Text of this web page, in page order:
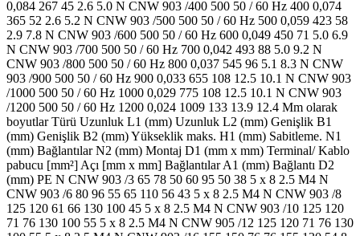
0,084 267 45 2.6 5.0 N CNW 903 /400 500 50 / 60 Hz 400 0,074
365 52 2.6 5.2 N CNW 903 /500 500 50 / 60 Hz 500 0,059 423 58
2.9 7.8 N CNW 903 /600 500 50 / 60 Hz 600 0,049 450 71 5.0 6.9
N CNW 903 /700 500 50 / 60 Hz 700 0,042 493 88 5.0 9.2 N
CNW 903 /800 500 50 / 60 Hz 800 0,037 545 96 5.1 8.3 N CNW
903 /900 500 50 / 60 Hz 900 0,033 655 108 12.5 10.1 N CNW 903
/1000 500 50 / 60 Hz 1000 0,029 775 108 12.5 10.1 N CNW 903
/1200 500 50 / 60 Hz 1200 0,024 1009 133 13.9 12.4 Mm olarak
boyutlar Türü Uzunluk L1 (mm) Uzunluk L2 (mm) Genişlik B1
(mm) Genişlik B2 (mm) Yükseklik maks. H1 (mm) Sabitleme. N1
(mm) Bağlantılar N2 (mm) Montaj D1 (mm x mm) Terminal/ Kablo
pabucu [mm²] Açı [mm x mm] Bağlantılar A1 (mm) Bağlantı D2
(mm) PE N CNW 903 /3 65 78 50 60 95 50 38 5 x 8 2.5 M4 N
CNW 903 /6 80 96 55 65 110 56 43 5 x 8 2.5 M4 N CNW 903 /8
125 120 61 66 130 100 45 5 x 8 2.5 M4 N CNW 903 /10 125 120
71 76 130 100 55 5 x 8 2.5 M4 N CNW 905 /12 125 120 71 76 130